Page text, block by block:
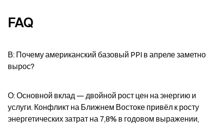
FAQ
В: Почему американский базовый PPI в апреле заметно
вырос?
О: Основной вклад — двойной рост цен на энергию и
услуги. Конфликт на Ближнем Востоке привёл к росту
энергетических затрат на 7,8% в годовом выражении,